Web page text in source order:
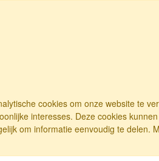
cookies om onze website te
interesses. Deze cookies
om informatie eenvoudig te delen.